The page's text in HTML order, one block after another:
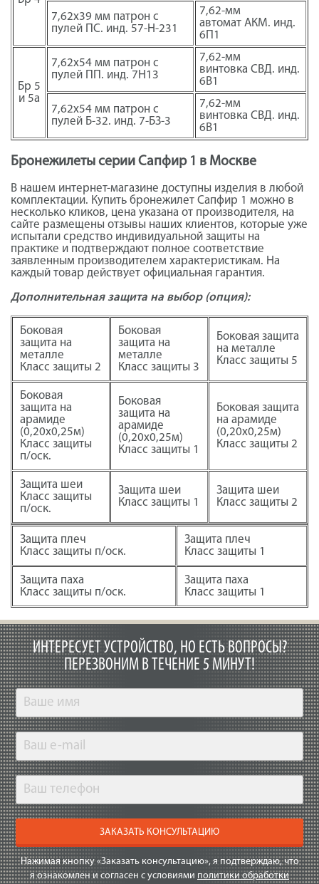
7,62х39 мм патрон с
пулей ПС. инд. 57-Н-231
7,62-мм
автомат АКМ. инд.
6П1
Бр 5
и 5а
7,62х54 мм патрон с
пулей ПП. инд. 7Н13
7,62-мм
винтовка СВД. инд.
6В1
7,62х54 мм патрон с
пулей Б-32. инд. 7-БЗ-3
7,62-мм
винтовка СВД. инд.
6В1
Бронежилеты серии Сапфир 1 в Москве
В нашем интернет-магазине доступны изделия в любой
комплектации. Купить бронежилет Сапфир 1 можно в
несколько кликов, цена указана от производителя, на
сайте размещены отзывы наших клиентов, которые уже
испытали средство индивидуальной защиты на
практике и подтверждают полное соответствие
заявленным производителем характеристикам. На
каждый товар действует официальная гарантия.
Дополнительная защита на выбор (опция):
Боковая
защита на
металле
Класс защиты 2
Боковая
защита на
металле
Класс защиты 3
Боковая защита
на металле
Класс защиты 5
Боковая
защита на
арамиде
(0,20х0,25м)
Класс защиты
п/оск.
Боковая
защита на
арамиде
(0,20х0,25м)
Класс защиты 1
Боковая защита
на арамиде
(0,20х0,25м)
Класс защиты 2
Защита шеи
Класс защиты
п/оск.
Защита шеи
Класс защиты 1
Защита шеи
Класс защиты 2
Защита плеч
Класс защиты п/оск.
Защита плеч
Класс защиты 1
Защита паха
Класс защиты п/оск.
Защита паха
Класс защиты 1
ИНТЕРЕСУЕТ УСТРОЙСТВО, НО ЕСТЬ ВОПРОСЫ?
ПЕРЕЗВОНИМ В ТЕЧЕНИЕ 5 МИНУТ!
ЗАКАЗАТЬ КОНСУЛЬТАЦИЮ
Нажимая кнопку «Заказать консультацию», я подтверждаю, что
я ознакомлен и согласен с условиями политики обработки